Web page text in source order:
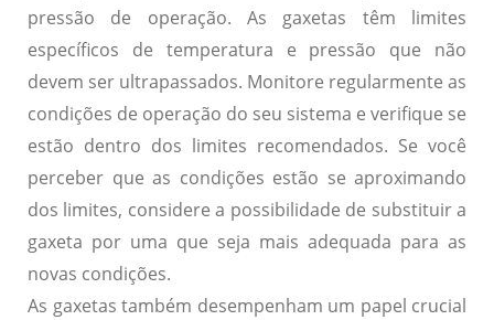
pressão de operação. As gaxetas têm limites
específicos de temperatura e pressão que não
devem ser ultrapassados. Monitore regularmente as
condições de operação do seu sistema e verifique se
estão dentro dos limites recomendados. Se você
perceber que as condições estão se aproximando
dos limites, considere a possibilidade de substituir a
gaxeta por uma que seja mais adequada para as
novas condições.
As gaxetas também desempenham um papel crucial